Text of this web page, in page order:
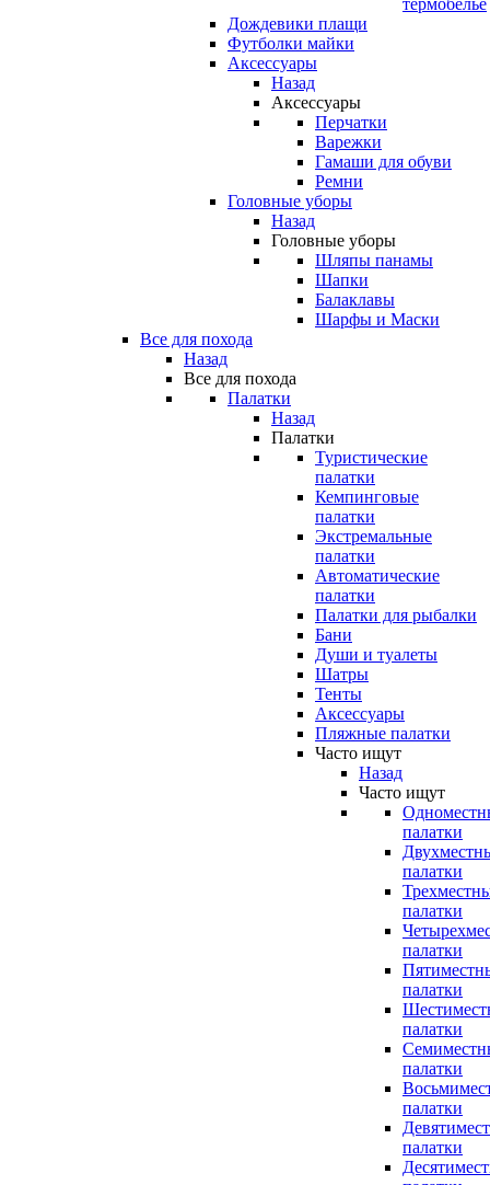
термобелье
Дождевики плащи
Футболки майки
Аксессуары
Назад
Аксессуары
Перчатки
Варежки
Гамаши для обуви
Ремни
Головные уборы
Назад
Головные уборы
Шляпы панамы
Шапки
Балаклавы
Шарфы и Маски
Все для похода
Назад
Все для похода
Палатки
Назад
Палатки
Туристические
палатки
Кемпинговые
палатки
Экстремальные
палатки
Автоматические
палатки
Палатки для рыбалки
Бани
Души и туалеты
Шатры
Тенты
Аксессуары
Пляжные палатки
Часто ищут
Назад
Часто ищут
палатки
палатки
палатки
палатки
палатки
палатки
палатки
палатки
палатки